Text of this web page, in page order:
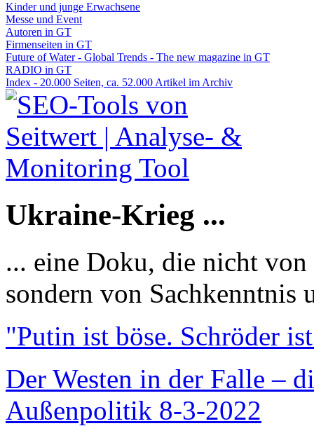
Kinder und junge Erwachsene
Messe und Event
Autoren in GT
Firmenseiten in GT
Future of Water - Global Trends - The new magazine in GT
RADIO in GT
Index - 20.000 Seiten, ca. 52.000 Artikel im Archiv
Ukraine-Krieg ...
... eine Doku, die nicht
sondern von Sachkenntnis
"Putin ist böse. Schröder
Der Westen in der Falle –
Außenpolitik 8-3-2022